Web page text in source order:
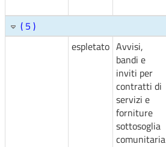
( 5 )
espletato Avvisi,
bandi e
inviti per
contratti di
servizi e
forniture
sottosoglia
comunitaria